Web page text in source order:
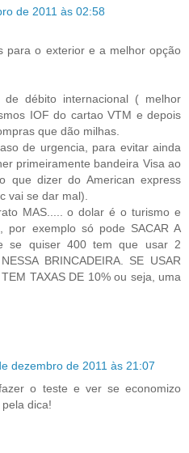
de 2011 às 02:58
para o exterior e a melhor opção
débito internacional ( melhor
IOF do cartao VTM e depois
que dão milhas.
de urgencia, para evitar ainda
primeiramente bandeira Visa ao
que dizer do American express
vai se dar mal).
MAS..... o dolar é o turismo e
por exemplo só pode SACAR A
se quiser 400 tem que usar 2
BRINCADEIRA. SE USAR
TAXAS DE 10% ou seja, uma
dezembro de 2011 às 21:07
o teste e ver se economizo
dica!